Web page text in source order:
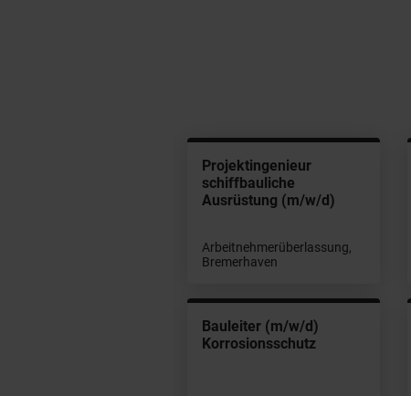
Projektingenieur
schiffbauliche
Ausrüstung (m/w/d)
Arbeitnehmerüberlassung,
Bremerhaven
Bauleiter (m/w/d)
Korrosionsschutz